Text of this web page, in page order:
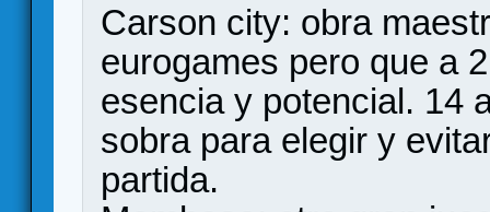
Carson city: obra
eurogames pero que a
esencia y potencial. 14
sobra para elegir y
partida.